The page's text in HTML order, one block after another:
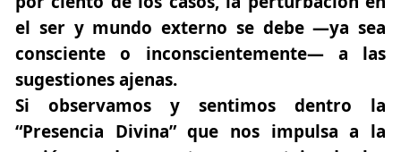
el ser y mundo externo se debe —ya sea
consciente o inconscientemente— a las
sugestiones ajenas.
Si observamos y sentimos dentro la
“Presencia Divina” que nos impulsa a la